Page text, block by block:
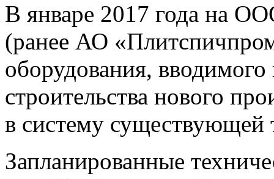
В январе 2017 года на
(ранее АО
оборудования,
строительства нового
в систему существующей
Запланированные